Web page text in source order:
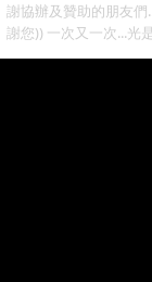
謝協辦及贊助的朋友們
謝您)) 一次又一次...光